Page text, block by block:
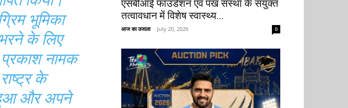
भूमिका
के लिए
प्रकाश नामक
के
हुआ और अपने
एसबीआई फाउंडेशन एवं पंख संस्था के संयुक्त
तत्वावधान में विशेष स्वास्थ्य...
आज का उजाला - July 20, 2026 0